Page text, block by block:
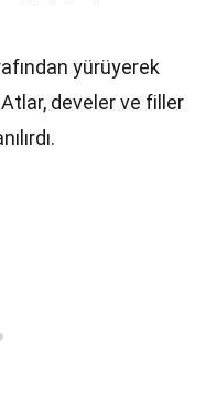
yürüyerek
Atlar, develer ve filler